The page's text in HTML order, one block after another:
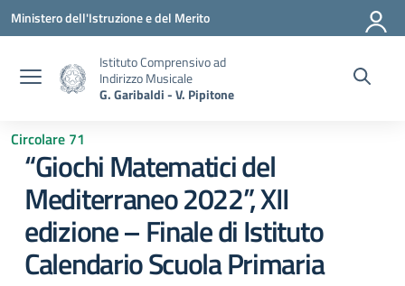
Vai ai contenuti
Vai al menu di navigazione
Vai al footer
Ministero dell'Istruzione e del Merito
Istituto Comprensivo ad
Indirizzo Musicale
G. Garibaldi - V. Pipitone
Circolare 71
“Giochi Matematici del
Mediterraneo 2022”, XII
edizione – Finale di Istituto
Calendario Scuola Primaria